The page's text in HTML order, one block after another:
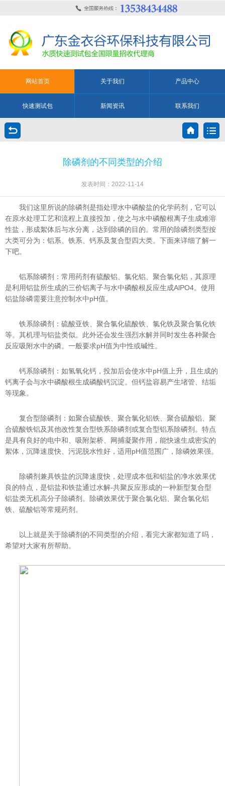
网站首页 关于我们 产品中心
快速测试包 新闻资讯 联系我们
除磷剂的不同类型的介绍
发表时间：2022-11-14
我们这里所说的除磷剂是指处理水中磷酸盐的化学药剂，它可以
在原水处理工艺和流程上直接投加，使之与水中磷酸根离子生成难溶
性盐，形成絮体后与水分离，达到除磷的目的。常用的除磷剂类型按
大类可分为：铝系、铁系、钙系及复合型四大类。下面来详细了解一
下吧。
铝系除磷剂：常用药剂有硫酸铝、氯化铝、聚合氯化铝，其原理
是利用铝盐所生成的三价铝离子与水中磷酸根反应生成AlPO4。使用
铝盐除磷需要注意控制水中pH值。
铁系除磷剂：硫酸亚铁、聚合氯化硫酸铁、氯化铁及聚合氯化铁
等。其机理与铝盐类似。此外还会发生强烈水解并同时发生各种聚合
反应吸附水中的磷。一般要求pH值为中性或碱性。
钙系除磷剂：如氢氧化钙，投加后会使水中pH值上升，且生成的
钙离子会与水中磷酸根生成磷酸钙沉淀。但钙盐容易产生堵管、结垢
等现象。
复合型除磷剂：如聚合硫酸铁、聚合氯化铝铁、聚合硫酸铝、聚
合硫酸铁铝及其他改性复合型铁系除磷剂或复合型铝系除磷剂。特点
是具有良好的电中和、吸附架桥、网捕凝聚作用，能快速生成密实的
絮体，沉降速度快、污泥脱水性好，适用pH值范围广，除磷效果强。
除磷剂兼具铁盐的沉降速度快，处理成本低和铝盐的净水效果优
良的特点，是铝盐和铁盐通过水解-共聚反应形成的一种新型复合型
铝盐类无机高分子除磷剂。除磷效果优于聚合氯化铝、聚合氯化铝
铁、硫酸铝等常规药剂。
以上就是关于除磷剂的不同类型的介绍，看完大家都知道了吗，
希望对大家有所帮助。